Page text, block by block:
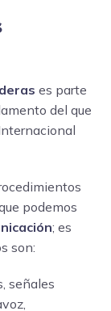
es parte
del que
podemos
; es
son:
señales